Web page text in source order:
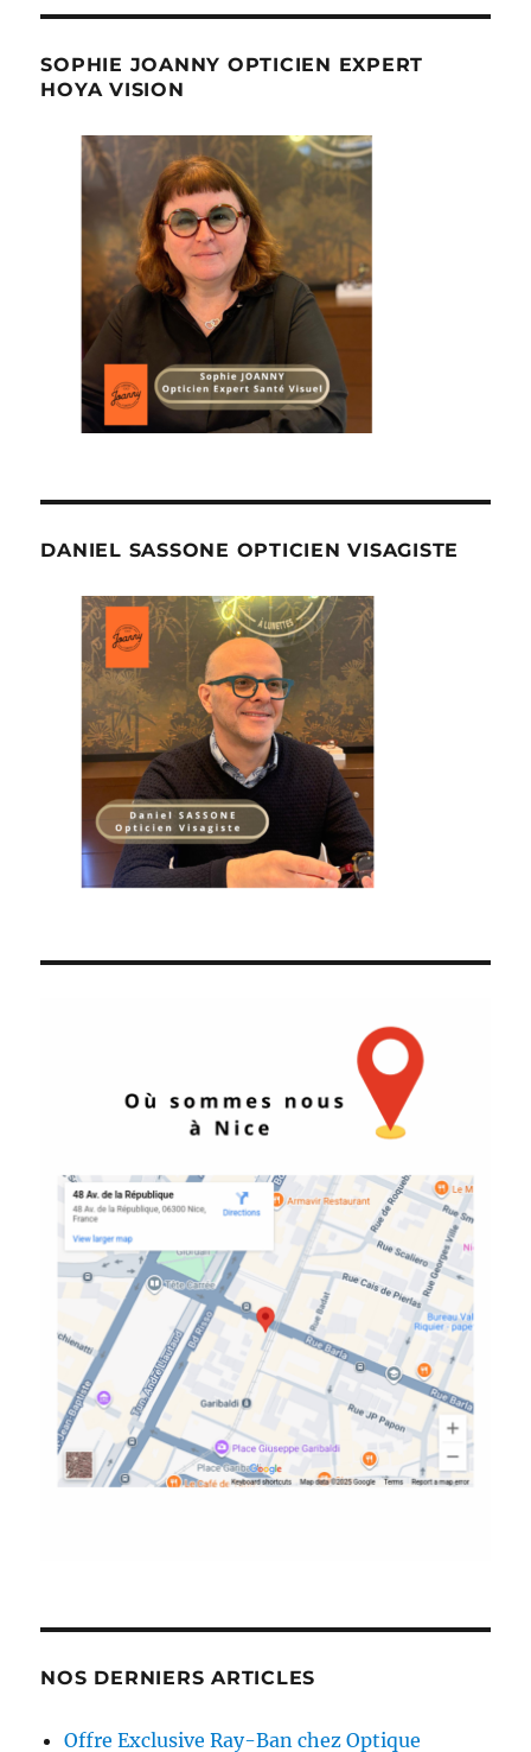
SOPHIE JOANNY OPTICIEN EXPERT
HOYA VISION
DANIEL SASSONE OPTICIEN VISAGISTE
NOS DERNIERS ARTICLES
Offre Exclusive Ray-Ban chez Optique